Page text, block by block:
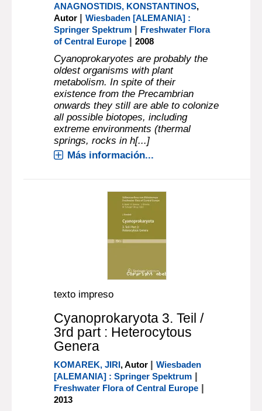
ANAGNOSTIDIS, KONSTANTINOS,
Autor |Wiesbaden [ALEMANIA] :
Springer Spektrum | Freshwater Flora
of Central Europe |2008
Cyanoprokaryotes are probably the
oldest organisms with plant
metabolism. In spite of their
existence from the Precambrian
onwards they still are able to colonize
all possible biotopes, including
extreme environments (thermal
springs, rocks in h[...]
Más información...
texto impreso
Cyanoprokaryota 3. Teil /
3rd part : Heterocytous
Genera
KOMAREK, JIRI, Autor |Wiesbaden
[ALEMANIA] : Springer Spektrum |
Freshwater Flora of Central Europe |
2013